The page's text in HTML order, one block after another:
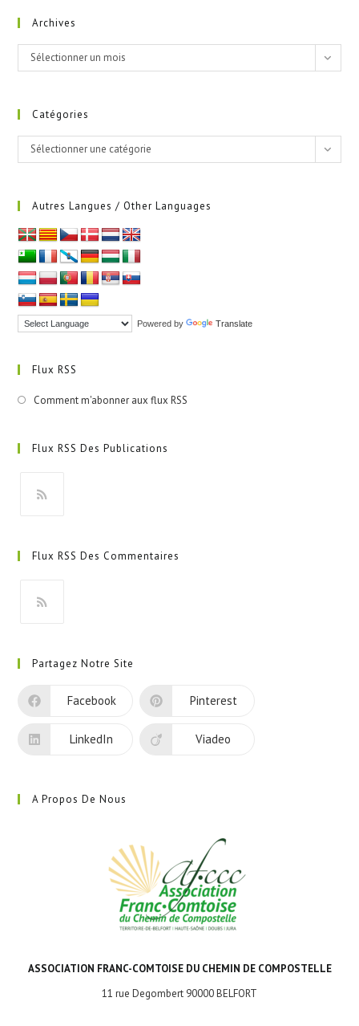
Archives
Archives
Sélectionner un mois
Catégories
Catégories
Sélectionner une catégorie
Autres Langues / Other Languages
Powered by Translate
Flux RSS
Comment m'abonner aux flux RSS
Flux RSS Des Publications
un
onglet
Flux RSS Des Commentaires
un
nouvel
Partagez Notre Site
Facebook Pinterest
LinkedIn Viadeo
A Propos De Nous
ASSOCIATION FRANC-COMTOISE DU CHEMIN DE COMPOSTELLE
11 rue Degombert 90000 BELFORT